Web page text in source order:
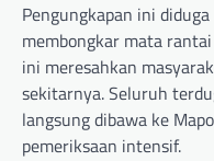
Pengungkapan ini
membongkar mata
ini meresahkan
sekitarnya. Seluruh
langsung dibawa ke
pemeriksaan intensif.